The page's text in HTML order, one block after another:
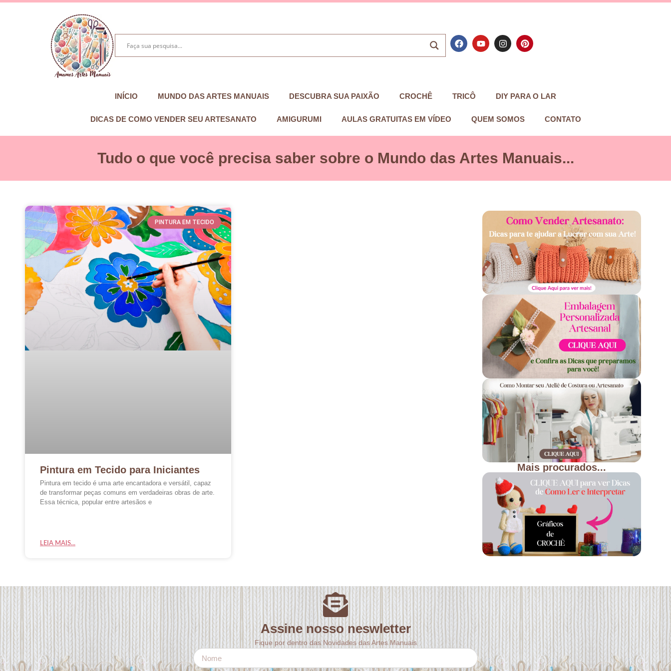
INÍCIO MUNDO DAS ARTES MANUAIS DESCUBRA SUA PAIXÃO CROCHÊ TRICÔ DIY PARA O LAR
DICAS DE COMO VENDER SEU ARTESANATO AMIGURUMI AULAS GRATUITAS EM VÍDEO QUEM SOMOS CONTATO
Tudo o que você precisa saber sobre o Mundo das Artes Manuais...
PINTURA EM TECIDO
Pintura em Tecido para Iniciantes
Pintura em tecido é uma arte encantadora e versátil, capaz
de transformar peças comuns em verdadeiras obras de arte.
Essa técnica, popular entre artesãos e
LEIA MAIS...
Mais procurados...
Assine nosso neswletter
Fique por dentro das Novidades das Artes Manuais